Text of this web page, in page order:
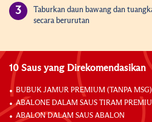
Taburkan daun bawang dan
secara berurutan
10 Saus yang Direkomendasikan
BUBUK JAMUR PREMIUM (TANPA MSG)
ABALONE DALAM SAUS TIRAM
ABALON DALAM SAUS ABALON